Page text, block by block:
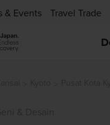
& Events Travel Trade